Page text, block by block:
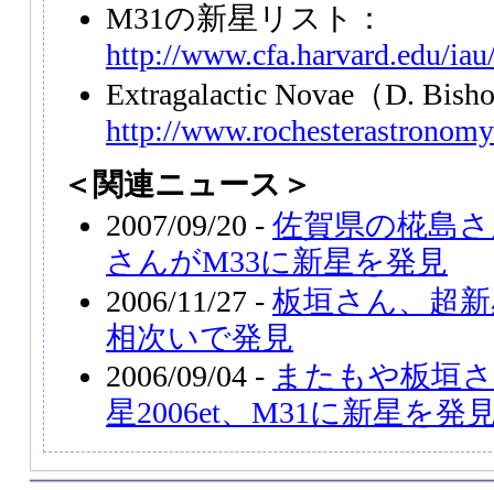
M31の新星リスト：
http://www.cfa.harvard.edu/
Extragalactic Novae（D.
http://
＜関連ニュース＞
2007/09/20 - 佐賀県の椛島
さんがM33に新星を発見
2006/11/27 - 板垣さん、超
相次いで発見
2006/09/04 - またもや板垣
星2006et、M31に新星を発